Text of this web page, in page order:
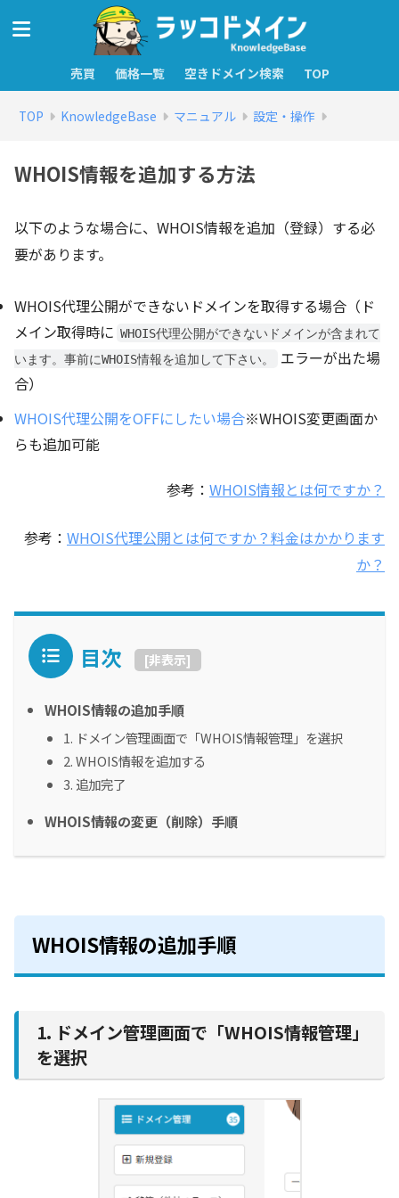
売買 価格一覧 空きドメイン検索 TOP
TOP KnowledgeBase マニュアル 設定・操作
WHOIS情報を追加する方法
以下のような場合に、WHOIS情報を追加（登録）する必
要があります。
WHOIS代理公開ができないドメインを取得する場合（ド
メイン取得時に WHOIS代理公開ができないドメインが含まれて
います。事前にWHOIS情報を追加して下さい。
エラーが出た場
合）
WHOIS代理公開をOFFにしたい場合※WHOIS変更画面か
らも追加可能
参考： WHOIS情報とは何ですか？
参考： WHOIS代理公開とは何ですか？料金はかかります
か？
目次 [非表示]
WHOIS情報の追加手順
1. ドメイン管理画面で「WHOIS情報管理」を選択
2. WHOIS情報を追加する
3. 追加完了
WHOIS情報の変更（削除）手順
WHOIS情報の追加手順
1. ドメイン管理画面で「WHOIS情報管理」
を選択